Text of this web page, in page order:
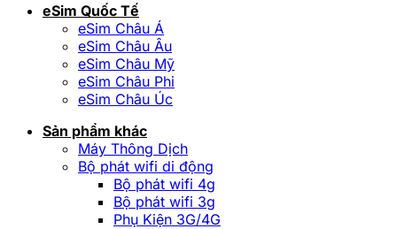
eSim Quốc Tế
eSim Châu Á
eSim Châu Âu
eSim Châu Mỹ
eSim Châu Phi
eSim Châu Úc
Sản phẩm khác
Máy Thông Dịch
Bộ phát wifi di động
Bộ phát wifi 4g
Bộ phát wifi 3g
Phụ Kiện 3G/4G